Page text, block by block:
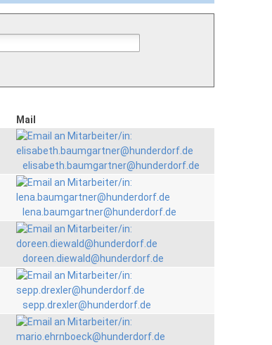
Mail
elisabeth.baumgartner@hunderdorf.de
lena.baumgartner@hunderdorf.de
doreen.diewald@hunderdorf.de
sepp.drexler@hunderdorf.de